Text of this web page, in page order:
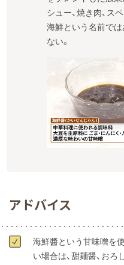
シュー、焼き肉、ス
海鮮という名前で
ない。
アドバイス
海鮮醬という甘味噌を
い場合は、甜麺醤、お